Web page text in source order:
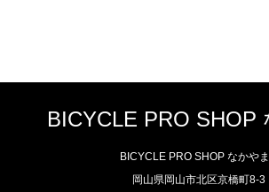
BICYCLE PRO SHOP
BICYCLE PRO SHOP なかやま
岡山県岡山市北区京橋町8-3